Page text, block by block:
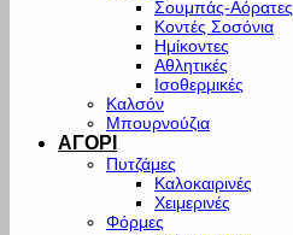
Σουμπάς-Αόρατες
Κοντές Σοσόνια
Ημίκοντες
Αθλητικές
Ισοθερμικές
Καλσόν
Μπουρνούζια
ΑΓΟΡΙ
Πυτζάμες
Καλοκαιρινές
Χειμερινές
Φόρμες